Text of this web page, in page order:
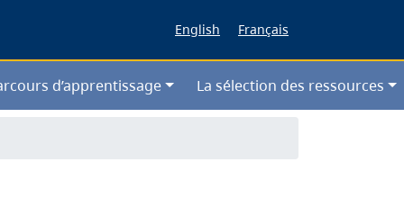
English Français
d’apprentissage La sélection des ressources